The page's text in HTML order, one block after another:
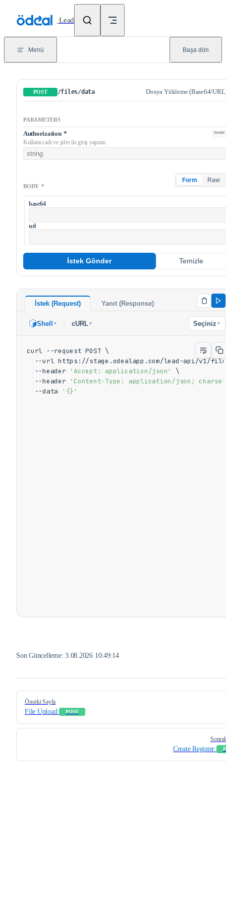
/Lead
Menü Başa dön
POST /files/data Dosya Yükleme (Base64/
PARAMETERS
Authorization * header
Kullanıcı adı ve şifre ile giriş yapınız.
BODY *
Form Raw
base64
url
İstek Gönder Temizle
İstek (Request) Yanıt (Response)
Shell ▼ cURL ▼ Seçiniz ▼
curl --request POST \
--url https://stage.odealapp.com/lead-api/v1/
  --header
'Accept: application/json'
\
  --header
'Content-Type: application/json;
  --data
'{}'
Son Güncelleme:3.08.2026 10:49:14
Pager
Önceki Sayfa
File Upload POST
Create Register